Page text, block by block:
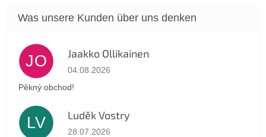
JO Jaakko Ollikainen
Die Shop-Bewertung beträgt 5 von 5 Sternen.
04.08.2026
Pěkný obchod!
LV Luděk Vostry
Die Shop-Bewertung beträgt 5 von 5 Sternen.
28.07.2026